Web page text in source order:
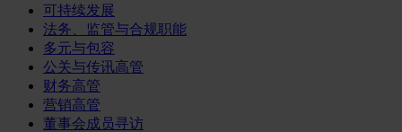
可持续发展
法务、监管与合规职能
多元与包容
公关与传讯高管
财务高管
营销高管
董事会成员寻访